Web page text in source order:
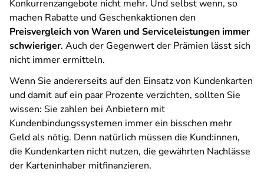
Konkurrenzangebote nicht mehr. Und selbst wenn, so
machen Rabatte und Geschenkaktionen den
Preisvergleich von Waren und Serviceleistungen immer
schwieriger. Auch der Gegenwert der Prämien lässt sich
nicht immer ermitteln.
Wenn Sie andererseits auf den Einsatz von Kundenkarten
und damit auf ein paar Prozente verzichten, sollten Sie
wissen: Sie zahlen bei Anbietern mit
Kundenbindungssystemen immer ein bisschen mehr
Geld als nötig. Denn natürlich müssen die Kund:innen,
die Kundenkarten nicht nutzen, die gewährten Nachlässe
der Karteninhaber mitfinanzieren.